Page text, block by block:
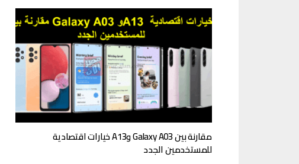
مقارنة بين Galaxy A03 وA13 خيارات اقتصادية
للمستخدمين الجدد